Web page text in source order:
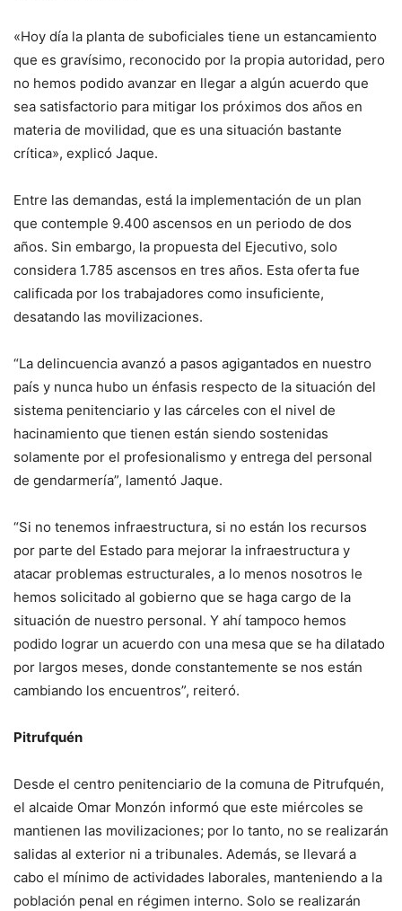
«Hoy día la planta de suboficiales tiene un estancamiento
que es gravísimo, reconocido por la propia autoridad, pero
no hemos podido avanzar en llegar a algún acuerdo que
sea satisfactorio para mitigar los próximos dos años en
materia de movilidad, que es una situación bastante
crítica», explicó Jaque.
Entre las demandas, está la implementación de un plan
que contemple 9.400 ascensos en un periodo de dos
años. Sin embargo, la propuesta del Ejecutivo, solo
considera 1.785 ascensos en tres años. Esta oferta fue
calificada por los trabajadores como insuficiente,
desatando las movilizaciones.
“La delincuencia avanzó a pasos agigantados en nuestro
país y nunca hubo un énfasis respecto de la situación del
sistema penitenciario y las cárceles con el nivel de
hacinamiento que tienen están siendo sostenidas
solamente por el profesionalismo y entrega del personal
de gendarmería”, lamentó Jaque.
“Si no tenemos infraestructura, si no están los recursos
por parte del Estado para mejorar la infraestructura y
atacar problemas estructurales, a lo menos nosotros le
hemos solicitado al gobierno que se haga cargo de la
situación de nuestro personal. Y ahí tampoco hemos
podido lograr un acuerdo con una mesa que se ha dilatado
por largos meses, donde constantemente se nos están
cambiando los encuentros”, reiteró.
Pitrufquén
Desde el centro penitenciario de la comuna de Pitrufquén,
el alcaide Omar Monzón informó que este miércoles se
mantienen las movilizaciones; por lo tanto, no se realizarán
salidas al exterior ni a tribunales. Además, se llevará a
cabo el mínimo de actividades laborales, manteniendo a la
población penal en régimen interno. Solo se realizarán